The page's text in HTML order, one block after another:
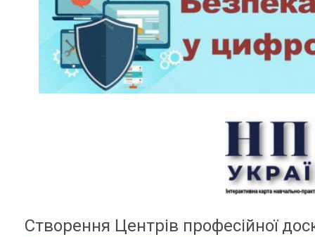
Створення Центрів професійної